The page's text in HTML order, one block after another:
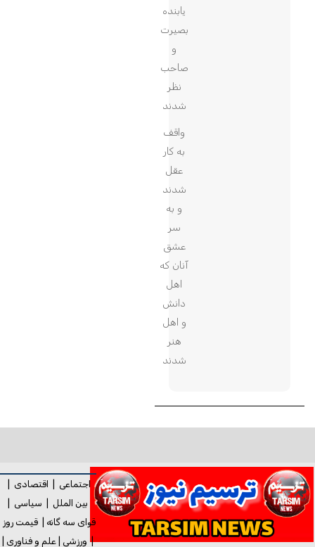
یابنده
بصیرت
و
صاحب
نظر
شدند
واقف
به کار
عقل
شدند
و به
سر
عشق
آنان که
اهل
دانش
و اهل
هنر
شدند
اجتماعی اقتصادی
بین الملل
سیاسی
قوای سه گانه |قیمت روز
| ورزشی علم و فناوری